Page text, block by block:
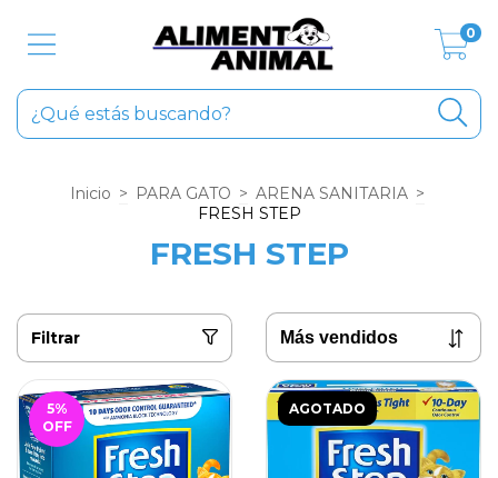
0
Inicio > PARA GATO > ARENA SANITARIA >
FRESH STEP
FRESH STEP
Filtrar
5%
OFF
AGOTADO